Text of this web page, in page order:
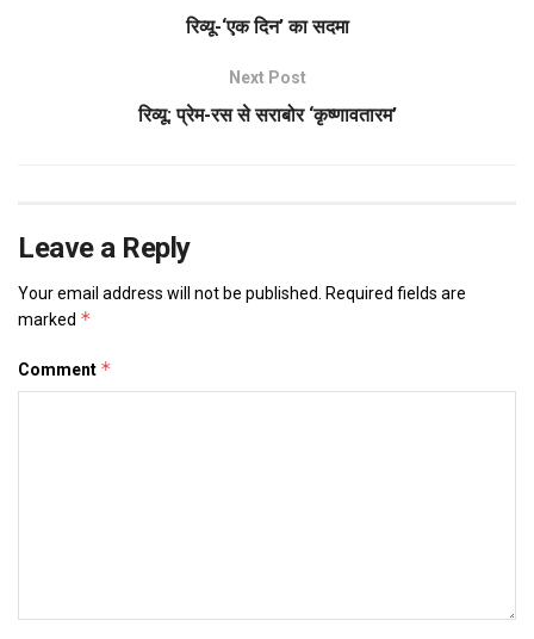
रिव्यू-‘एक दिन’ का सदमा
Next Post
रिव्यू: प्रेम-रस से सराबोर ‘कृष्णावतारम’
Leave a Reply
Your email address will not be published.
Required fields are
marked *
Comment *